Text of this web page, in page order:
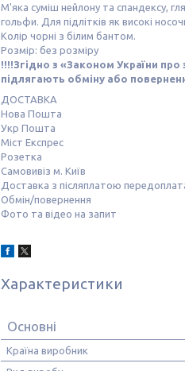
М'яка суміш нейлону та спандексу,
гольфи. Для підлітків як високі
Колір чорні з білим бантом.
Розмір: без розміру
!!!!Згідно з «Законом України
підлягають обміну або
ДОСТАВКА
Нова Пошта
Укр Пошта
Міст Експрес
Розетка
Самовивіз м. Київ
Доставка з післяплатою
Обмін/повернення
Фото та відео на запит
Характеристики
Основні
Країна виробник